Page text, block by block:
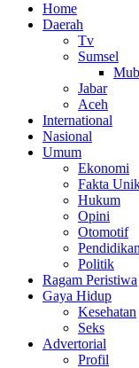
Home
Daerah
Tv
Sumsel
Jabar
Aceh
International
Nasional
Umum
Ekonomi
Fakta
Hukum
Opini
Otomotif
Pendidikan
Politik
Ragam Peristiwa
Gaya Hidup
Kesehatan
Seks
Advertorial
Profil